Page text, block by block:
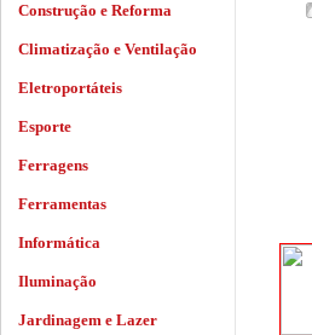
Construção e Reforma
Climatização e Ventilação
Eletroportáteis
Esporte
Ferragens
Ferramentas
Informática
Iluminação
Jardinagem e Lazer